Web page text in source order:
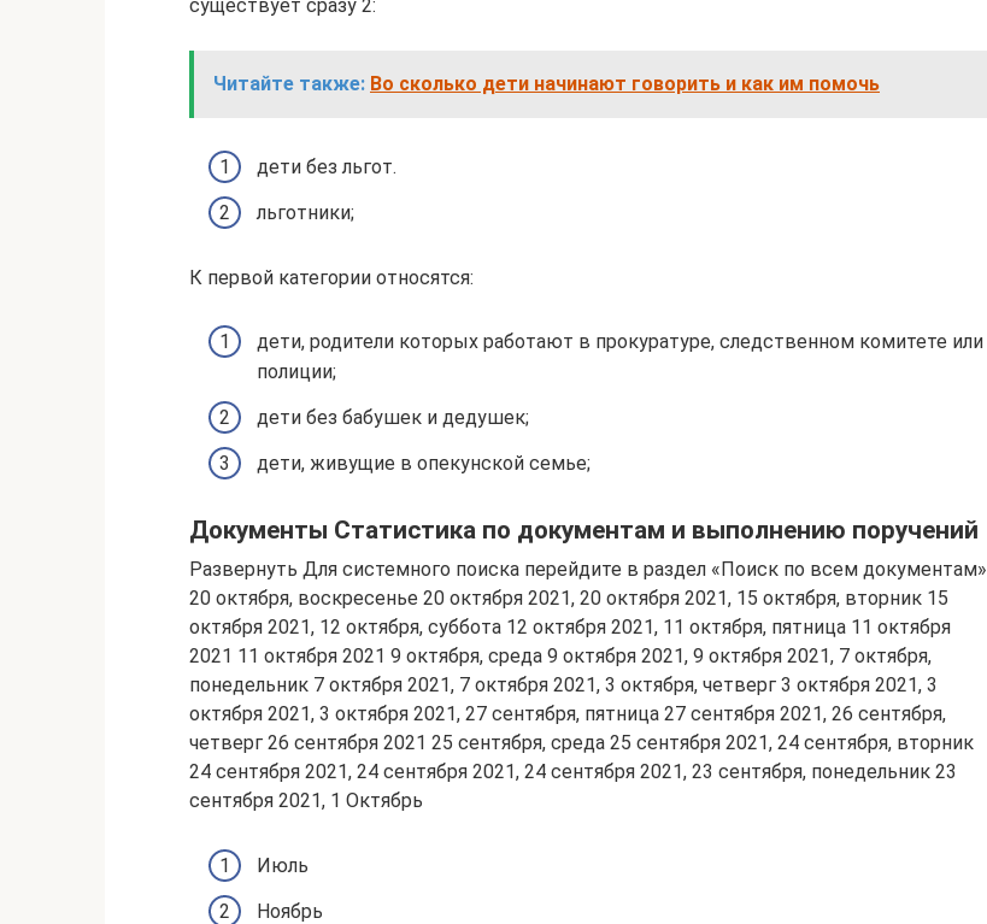
существует сразу 2:
Читайте также: Во сколько дети начинают говорить и как им помочь
дети без льгот.
льготники;
К первой категории относятся:
дети, родители которых работают в прокуратуре, следственном комитете или
полиции;
дети без бабушек и дедушек;
дети, живущие в опекунской семье;
Документы Статистика по документам и выполнению поручений
Развернуть Для системного поиска перейдите в раздел «Поиск по всем документам»
20 октября, воскресенье 20 октября 2021, 20 октября 2021, 15 октября, вторник 15
октября 2021, 12 октября, суббота 12 октября 2021, 11 октября, пятница 11 октября
2021 11 октября 2021 9 октября, среда 9 октября 2021, 9 октября 2021, 7 октября,
понедельник 7 октября 2021, 7 октября 2021, 3 октября, четверг 3 октября 2021, 3
октября 2021, 3 октября 2021, 27 сентября, пятница 27 сентября 2021, 26 сентября,
четверг 26 сентября 2021 25 сентября, среда 25 сентября 2021, 24 сентября, вторник
24 сентября 2021, 24 сентября 2021, 24 сентября 2021, 23 сентября, понедельник 23
сентября 2021, 1 Октябрь
Июль
Ноябрь